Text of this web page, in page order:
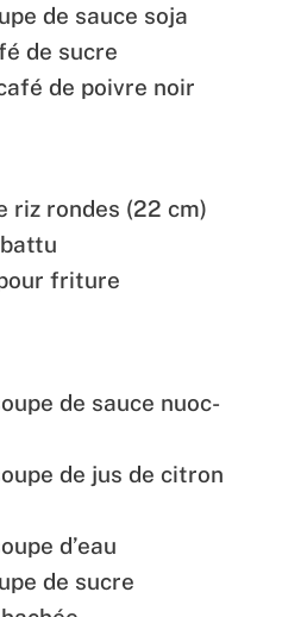
de sauce soja
de sucre
de poivre noir
riz rondes (22 cm)
friture
de sauce nuoc-
de jus de citron
d’eau
de sucre